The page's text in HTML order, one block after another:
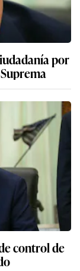
por
control de